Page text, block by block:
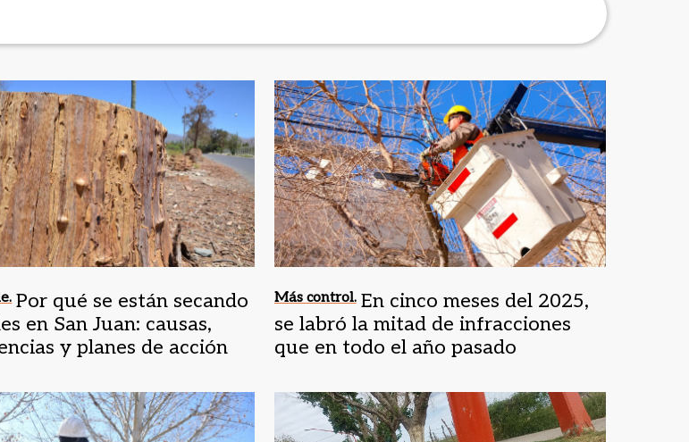
Por qué se están secando
en San Juan: causas,
y planes de acción
Más control. En cinco meses del 2025,
se labró la mitad de infracciones
que en todo el año pasado